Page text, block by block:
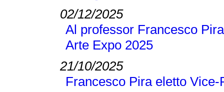
02/12/2025
Al professor Francesco
Arte Expo 2025
21/10/2025
Francesco Pira eletto